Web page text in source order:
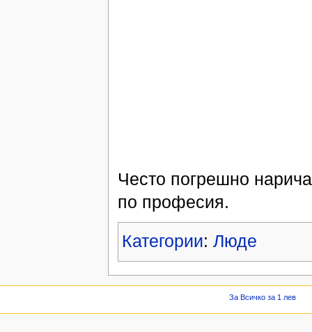
Често погрешно
по професия.
Категории: Люде
За Всичко за 1 лев